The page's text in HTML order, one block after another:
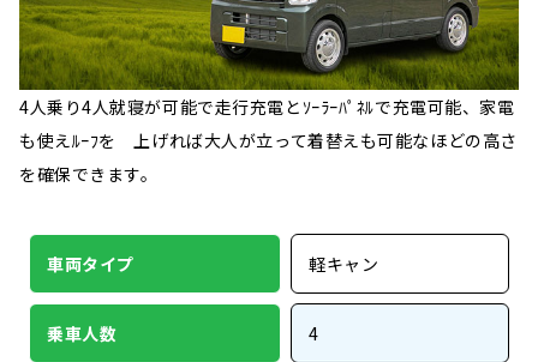
4人乗り4人就寝が可能で走行充電とｿｰﾗｰﾊﾟﾈﾙで充電可能、家電
も使えﾙｰﾌを 上げれば大人が立って着替えも可能なほどの高さ
を確保できます。
車両タイプ 軽キャン
乗車人数 4